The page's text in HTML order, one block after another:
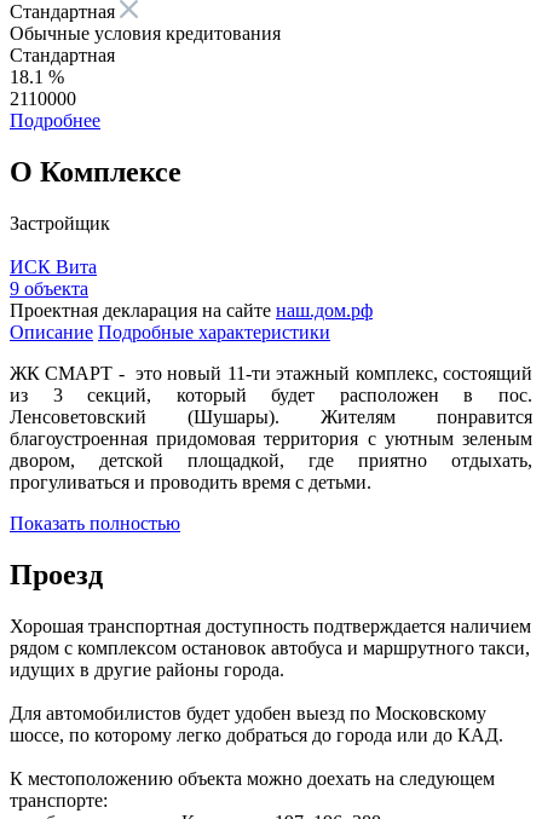
Стандартная
Обычные условия кредитования
Стандартная
18.1 %
2110000
Подробнее
О Комплексе
Застройщик
ИСК Вита
9 объекта
Проектная декларация на сайте наш.дом.рф
Описание Подробные характеристики
ЖК СМАРТ - это новый 11-ти этажный комплекс, состоящий
из 3 секций, который будет расположен в пос.
Ленсоветовский (Шушары). Жителям понравится
благоустроенная придомовая территория с уютным зеленым
двором, детской площадкой, где приятно отдыхать,
прогуливаться и проводить время с детьми.
Показать полностью
Проезд
Хорошая транспортная доступность подтверждается наличием
рядом с комплексом остановок автобуса и маршрутного такси,
идущих в другие районы города.
Для автомобилистов будет удобен выезд по Московскому
шоссе, по которому легко добраться до города или до КАД.
К местоположению объекта можно доехать на следующем
транспорте: